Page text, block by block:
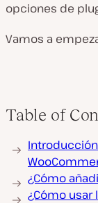
opciones de
Vamos a
Table of
¿Cómo
¿Cómo